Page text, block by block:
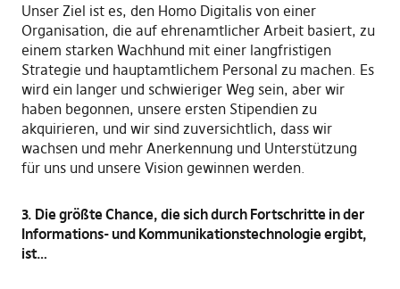
Unser Ziel ist es, den Homo Digitalis von einer
Organisation, die auf ehrenamtlicher Arbeit basiert, zu
einem starken Wachhund mit einer langfristigen
Strategie und hauptamtlichem Personal zu machen. Es
wird ein langer und schwieriger Weg sein, aber wir
haben begonnen, unsere ersten Stipendien zu
akquirieren, und wir sind zuversichtlich, dass wir
wachsen und mehr Anerkennung und Unterstützung
für uns und unsere Vision gewinnen werden.
3. Die größte Chance, die sich durch Fortschritte in der
Informations- und Kommunikationstechnologie ergibt,
ist…